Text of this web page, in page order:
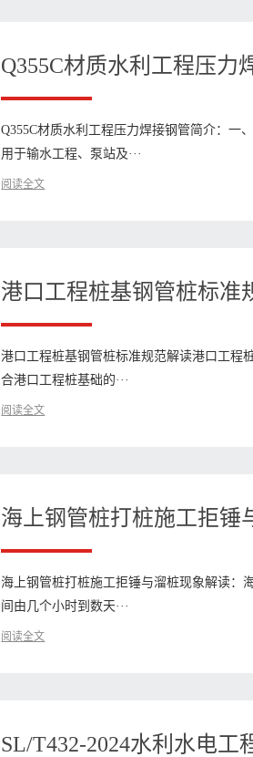
Q355C材质水利工程压力
Q355C材质水利工程压力焊接钢管简介：一
用于输水工程、泵站及···
阅读全文
港口工程桩基钢管桩标准
港口工程桩基钢管桩标准规范解读港口工程
合港口工程桩基础的···
阅读全文
海上钢管桩打桩施工拒锤
海上钢管桩打桩施工拒锤与溜桩现象解读：
间由几个小时到数天···
阅读全文
SL/T432-2024水利水电